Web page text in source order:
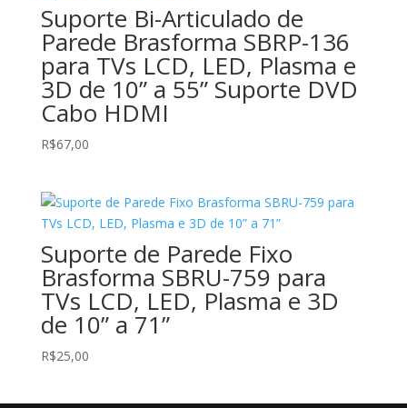
Suporte Bi-Articulado de
Parede Brasforma SBRP-136
para TVs LCD, LED, Plasma e
3D de 10” a 55” Suporte DVD
Cabo HDMI
R$67,00
Suporte de Parede Fixo
Brasforma SBRU-759 para
TVs LCD, LED, Plasma e 3D
de 10” a 71”
R$25,00